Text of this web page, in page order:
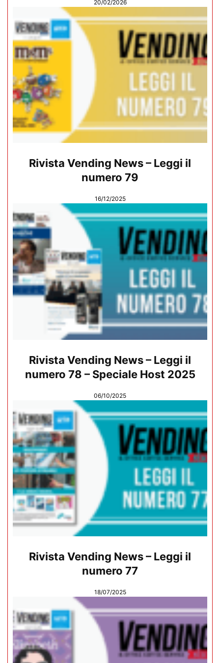
20/02/2026
Rivista Vending News – Leggi il
numero 79
16/12/2025
Rivista Vending News – Leggi il
numero 78 – Speciale Host 2025
06/10/2025
Rivista Vending News – Leggi il
numero 77
18/07/2025